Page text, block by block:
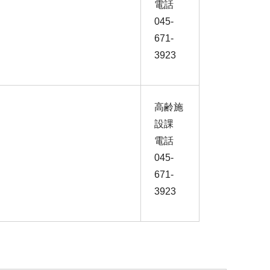
電話
045-
671-
3923
高齢施
設課
電話
045-
671-
3923